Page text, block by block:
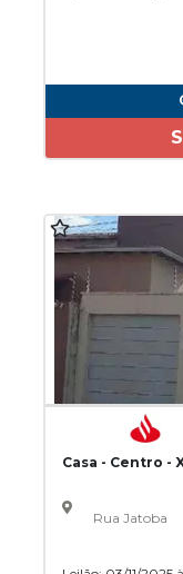
Casa - Centro -
Rua Jatoba